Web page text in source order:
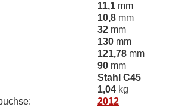
11,1 mm
10,8 mm
32 mm
130 mm
121,78 mm
90 mm
Stahl C45
1,04 kg
2012